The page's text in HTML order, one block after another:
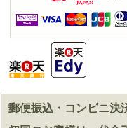
郵便振込・コンビニ決